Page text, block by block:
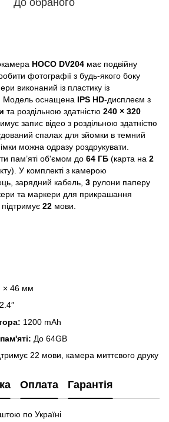
HOCO DV204 має подвійну
фотографії з будь-якого боку
виконаний із пластику із
Модель оснащена IPS HD-дисплеєм з
та роздільною здатністю 240 × 320
запис відео з роздільною здатністю
спалах для зйомки в темний
можна одразу роздрукувати.
пам’яті об'ємом до 64 ГБ (карта на 2
У комплекті з камерою
зарядний кабель, 3 рулони паперу
та маркери для прикрашання
22 мови.
× 46 мм
2.4″
1200 mAh
До 64GB
22 мови, камера миттєвого друку
Оплата Гарантія
по Україні